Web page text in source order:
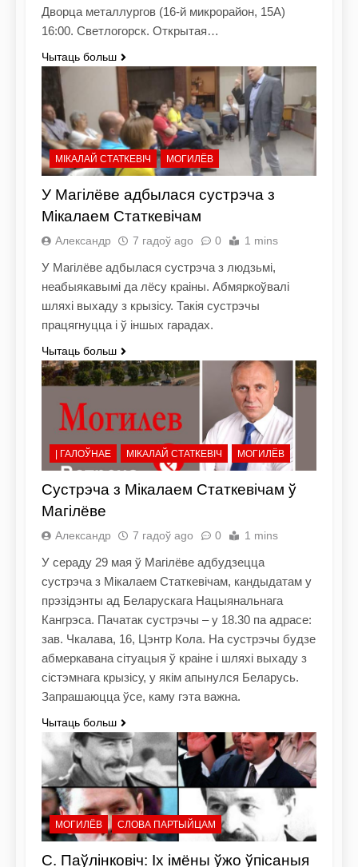
Дворца металлургов (16-й микрорайон, 15А)
16:00. Светлогорск. Открытая…
Чытаць больш
МІКАЛАЙ СТАТКЕВІЧ МОГИЛЁВ
У Магілёве адбылася сустрэча з
Мікалаем Статкевічам
Александр 7 гадоў ago 0 1 mins
У Магілёве адбылася сустрэча з людзьмі,
неабыякавымі да лёсу краіны. Абмяркоўвалі
шляхі выхаду з крызісу. Такія сустрэчы
працягнуцца і ў іншых гарадах.
Чытаць больш
| ГАЛОЎНАЕ МІКАЛАЙ СТАТКЕВІЧ МОГИЛЁВ
Cустрэча з Мікалаем Статкевічам ў
Магілёве
Александр 7 гадоў ago 0 1 mins
У сераду 29 мая ў Магілёве адбудзецца
сустрэча з Мікалаем Статкевічам, кандыдатам у
прэзідэнты ад Беларускага Нацыянальнага
Кангрэса. Пачатак сустрэчы – у 18.30 па адрасе:
зав. Чкалава, 16, Цэнтр Кола. На сустрэчы будзе
абмеркавана сітуацыя ў краіне і шляхі выхаду з
сістэмнага крызісу, у якім апынулся Беларусь.
Запрашаюцца ўсе, каму гэта важна.
Чытаць больш
МОГИЛЁВ СЛОВА ПАРТЫЙЦАМ
С. Паўлінковіч: Іх імёны ўжо ўпісаныя